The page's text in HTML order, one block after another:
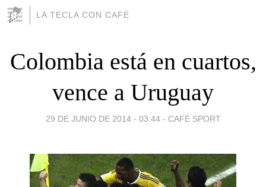
LA TECLA CON CAFÉ
Colombia está en cuartos,
vence a Uruguay
29 DE JUNIO DE 2014 - 03:44 - CAFÉ SPORT